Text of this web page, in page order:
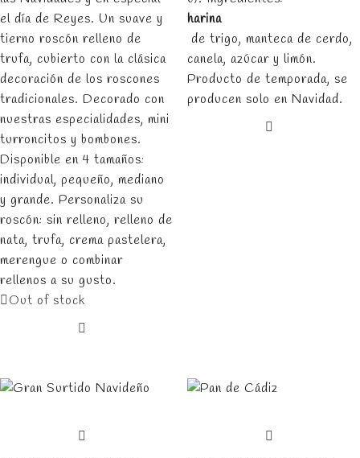
el día de Reyes. Un suave y
tierno roscón relleno de
trufa, cubierto con la clásica
decoración de los roscones
tradicionales. Decorado con
nuestras especialidades, mini
turroncitos y bombones.
Disponible en 4 tamaños:
individual, pequeño, mediano
y grande. Personaliza su
roscón: sin relleno, relleno de
nata, trufa, crema pastelera,
merengue o combinar
rellenos a su gusto.
Out of stock
harina
de trigo, manteca de cerdo,
canela, azúcar y limón.
Producto de temporada, se
producen solo en Navidad.